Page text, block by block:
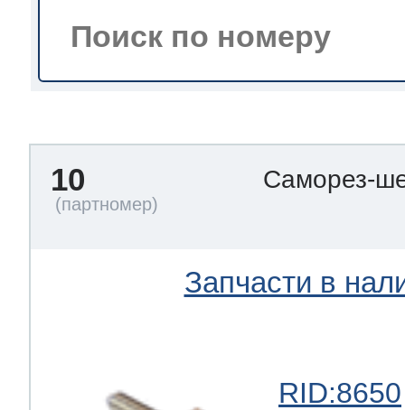
по уходу
10 Саморез-
Запчасти в
RID:8650